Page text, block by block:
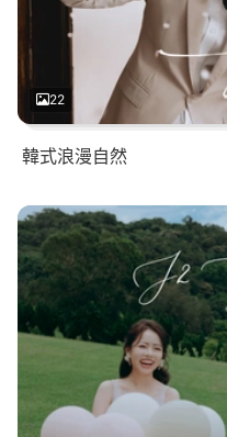
22
韓式浪漫自然